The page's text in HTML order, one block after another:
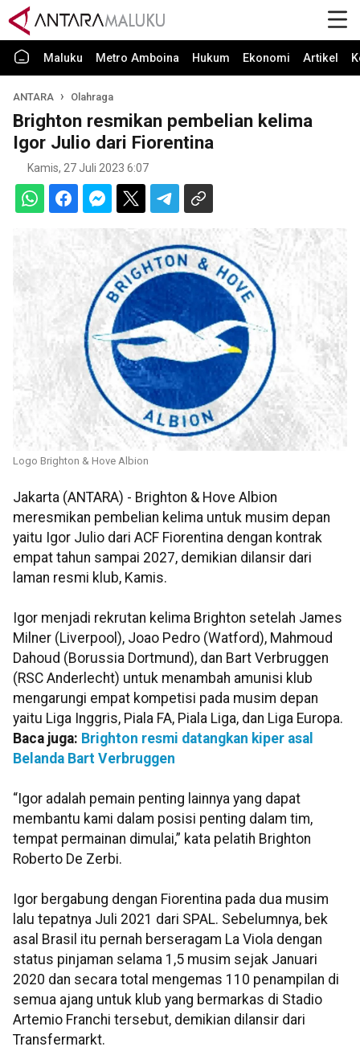
Maluku Metro Amboina Hukum Ekonomi Artikel
ANTARA Olahraga
Brighton resmikan pembelian kelima
Igor Julio dari Fiorentina
Kamis, 27 Juli 2023 6:07
Logo Brighton & Hove Albion
Jakarta (ANTARA) - Brighton & Hove Albion
meresmikan pembelian kelima untuk musim depan
yaitu Igor Julio dari ACF Fiorentina dengan kontrak
empat tahun sampai 2027, demikian dilansir dari
laman resmi klub, Kamis.
Igor menjadi rekrutan kelima Brighton setelah James
Milner (Liverpool), Joao Pedro (Watford), Mahmoud
Dahoud (Borussia Dortmund), dan Bart Verbruggen
(RSC Anderlecht) untuk menambah amunisi klub
mengarungi empat kompetisi pada musim depan
yaitu Liga Inggris, Piala FA, Piala Liga, dan Liga Europa.
Baca juga: Brighton resmi datangkan kiper asal
Belanda Bart Verbruggen
“Igor adalah pemain penting lainnya yang dapat
membantu kami dalam posisi penting dalam tim,
tempat permainan dimulai,” kata pelatih Brighton
Roberto De Zerbi.
Igor bergabung dengan Fiorentina pada dua musim
lalu tepatnya Juli 2021 dari SPAL. Sebelumnya, bek
asal Brasil itu pernah berseragam La Viola dengan
status pinjaman selama 1,5 musim sejak Januari
2020 dan secara total mengemas 110 penampilan di
semua ajang untuk klub yang bermarkas di Stadio
Artemio Franchi tersebut, demikian dilansir dari
Transfermarkt.